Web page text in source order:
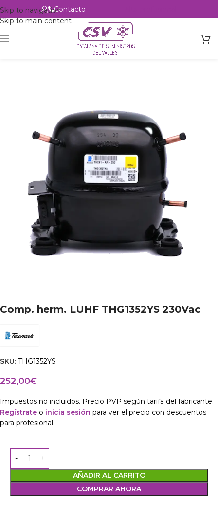
Skip to navigation
Skip to main content
Contacto
Refrigeración Compresores
Comp. herm. LUHF THG1352YS 230Vac
SKU: THG1352YS
252,00€
Impuestos no incluidos. Precio PVP según tarifa del fabricante.
Regístrate o inicia sesión para ver el precio con descuentos
para profesional.
AÑADIR AL CARRITO
COMPRAR AHORA